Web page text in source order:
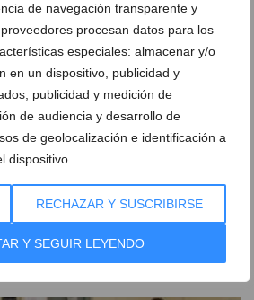
de navegación transparente y
procesan datos para los
especiales: almacenar y/o
en un dispositivo, publicidad y
publicidad y medición de
de audiencia y desarrollo de
de geolocalización e identificación a
dispositivo.
RECHAZAR Y SUSCRIBIRSE
Y SEGUIR LEYENDO
confirma la condena de
Dénia que acosó al concejal